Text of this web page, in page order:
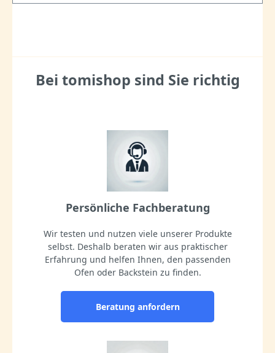
Bei tomishop sind Sie richtig
Persönliche Fachberatung
Wir testen und nutzen viele unserer Produkte
selbst. Deshalb beraten wir aus praktischer
Erfahrung und helfen Ihnen, den passenden
Ofen oder Backstein zu finden.
Beratung anfordern